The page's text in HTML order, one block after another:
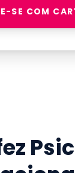
SE COM